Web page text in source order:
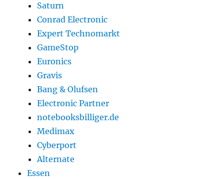
Saturn
Conrad Electronic
Expert Technomarkt
GameStop
Euronics
Gravis
Bang & Olufsen
Electronic Partner
notebooksbilliger.de
Medimax
Cyberport
Alternate
Essen